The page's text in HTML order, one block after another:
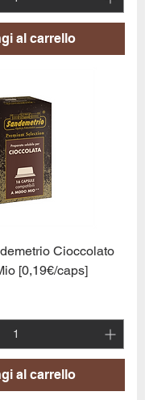
al carrello
Cioccolato
[0,19€/caps]
al carrello